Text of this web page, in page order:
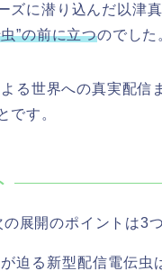
ズに潜り込んだ 以津
”の前に立つのでした
る世界への真実配信
です。
展開のポイントは3つ
迫る新型配信電伝虫